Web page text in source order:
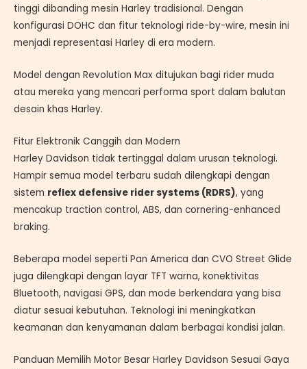
tinggi dibanding mesin Harley tradisional. Dengan
konfigurasi DOHC dan fitur teknologi ride-by-wire, mesin ini
menjadi representasi Harley di era modern.
Model dengan Revolution Max ditujukan bagi rider muda
atau mereka yang mencari performa sport dalam balutan
desain khas Harley.
Fitur Elektronik Canggih dan Modern
Harley Davidson tidak tertinggal dalam urusan teknologi.
Hampir semua model terbaru sudah dilengkapi dengan
sistem reflex defensive rider systems (RDRS), yang
mencakup traction control, ABS, dan cornering-enhanced
braking.
Beberapa model seperti Pan America dan CVO Street Glide
juga dilengkapi dengan layar TFT warna, konektivitas
Bluetooth, navigasi GPS, dan mode berkendara yang bisa
diatur sesuai kebutuhan. Teknologi ini meningkatkan
keamanan dan kenyamanan dalam berbagai kondisi jalan.
Panduan Memilih Motor Besar Harley Davidson Sesuai Gaya